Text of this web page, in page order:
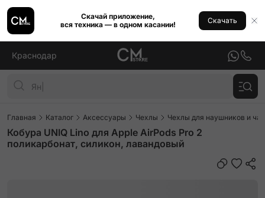
Скачай приложение,
вся техника — в одном касании!
Скачать
Краснодар
Главная Каталог Аксессуары Чехлы Чехлы для наушников и
Кобура UNIQ Lino для Apple AirPods Pro 2
поликарбонат, силикон, лавандовый